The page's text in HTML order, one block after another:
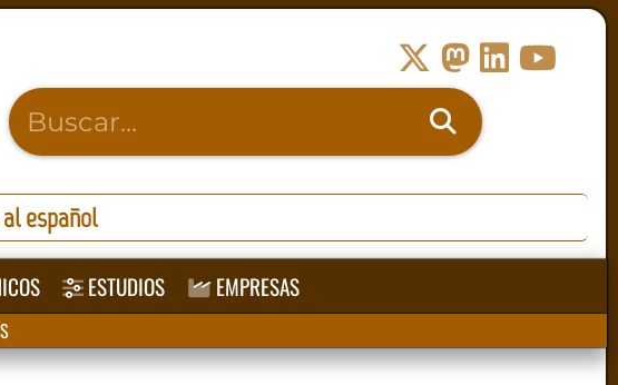
español
ESTUDIOS EMPRESAS